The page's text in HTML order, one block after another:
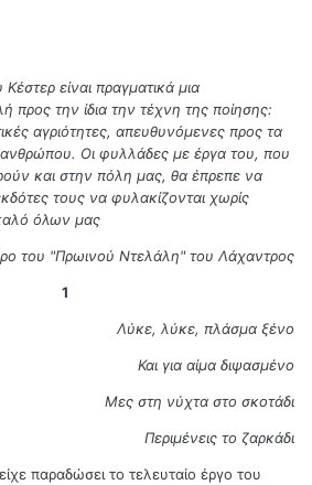
είναι πραγματικά μια
την ίδια την τέχνη της ποίησης:
αγριότητες, απευθυνόμενες προς τα
Οι φυλλάδες με έργα του, που
και στην πόλη μας, θα έπρεπε να
τους να φυλακίζονται χωρίς
όλων μας
του "Πρωινού Ντελάλη" του Λάχαντρος
1
Λύκε, λύκε, πλάσμα ξένο
Και για αίμα διψασμένο
Μες στη νύχτα στο σκοτάδι
Περιμένεις το ζαρκάδι
παραδώσει το τελευταίο έργο του